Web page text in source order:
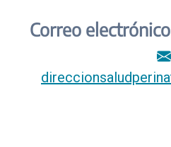
Correo electrónico